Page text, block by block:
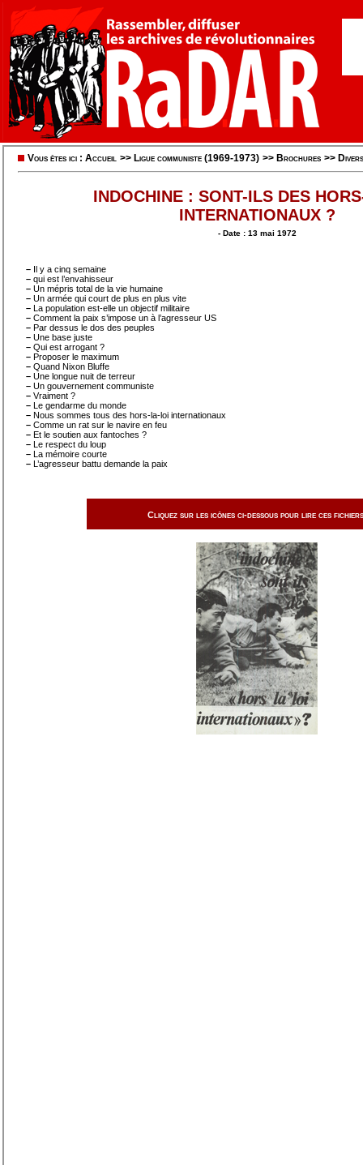
Vous êtes ici : Accueil >> Ligue communiste (1969-1973) >> Brochures >> Divers
INDOCHINE : SONT-ILS DES
INTERNATIONAUX ?
- Date : 13 mai 1972
– Il y a cinq semaine
– qui est l’envahisseur
– Un mépris total de la vie humaine
– Un armée qui court de plus en plus vite
– La population est-elle un objectif militaire
– Comment la paix s’impose un à l’agresseur US
– Par dessus le dos des peuples
– Une base juste
– Qui est arrogant ?
– Proposer le maximum
– Quand Nixon Bluffe
– Une longue nuit de terreur
– Un gouvernement communiste
– Vraiment ?
– Le gendarme du monde
– Nous sommes tous des hors-la-loi internationaux
– Comme un rat sur le navire en feu
– Et le soutien aux fantoches ?
– Le respect du loup
– La mémoire courte
– L’agresseur battu demande la paix
Cliquez sur les icônes ci-dessous pour lire ces